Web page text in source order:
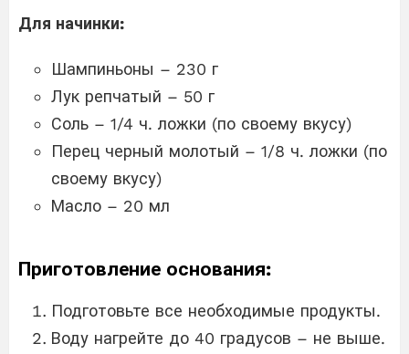
Для начинки:
Шампиньоны – 230 г
Лук репчатый – 50 г
Соль – 1/4 ч. ложки (по своему вкусу)
Перец черный молотый – 1/8 ч. ложки (по
своему вкусу)
Масло – 20 мл
Приготовление основания:
Подготовьте все необходимые продукты.
Воду нагрейте до 40 градусов – не выше.